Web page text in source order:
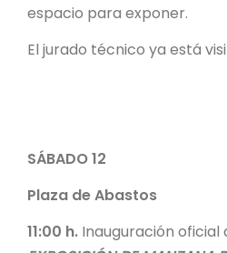
espacio para exponer.
El jurado técnico ya está
SÁBADO 12
Plaza de Abastos
11:00 h. Inauguración oficial